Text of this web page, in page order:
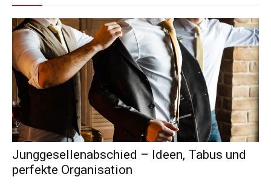
Junggesellenabschied – Ideen, Tabus und
perfekte Organisation